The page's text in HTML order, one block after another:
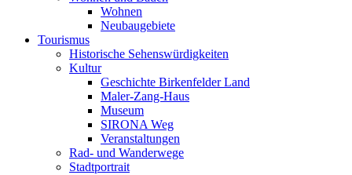
Wohnen
Neubaugebiete
Tourismus
Historische Sehenswürdigkeiten
Kultur
Geschichte Birkenfelder Land
Maler-Zang-Haus
Museum
SIRONA Weg
Veranstaltungen
Rad- und Wanderwege
Stadtportrait